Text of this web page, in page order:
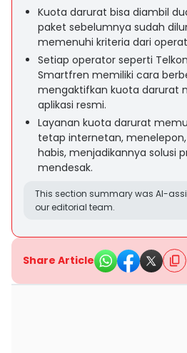
Kuota darurat bisa diambil
paket sebelumnya sudah
memenuhi kriteria dari
Setiap operator seperti
Smartfren memiliki cara
mengaktifkan kuota darurat
aplikasi resmi.
Layanan kuota darurat
tetap internetan, menelepon,
habis, menjadikannya solusi
mendesak.
This section summary was AI-
our editorial team.
Share Article